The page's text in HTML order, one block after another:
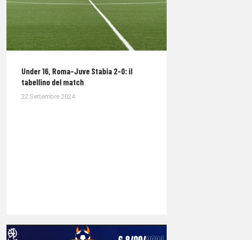
Under 16, Roma-Juve Stabia 2-0: il
tabellino del match
22 Settembre 2024